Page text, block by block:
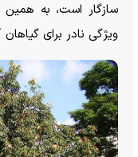
سازگار است، به همین
ویژگی نادر برای گیاهان